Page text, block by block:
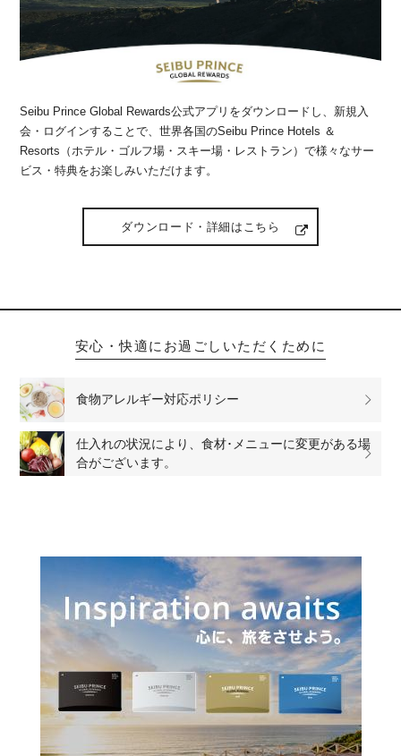
Seibu Prince Global Rewards公式アプリをダウンロードし、新規入
会・ログインすることで、世界各国のSeibu Prince Hotels ＆
Resorts（ホテル・ゴルフ場・スキー場・レストラン）で様々なサー
ビス・特典をお楽しみいただけます。
ダウンロード・詳細はこちら
安心・快適にお過ごしいただくために
食物アレルギー対応ポリシー
仕入れの状況により、食材･メニューに変更がある場
合がございます。